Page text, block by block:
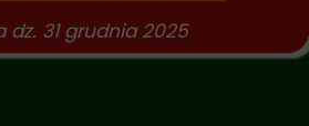
dz. 31 grudnia 2025